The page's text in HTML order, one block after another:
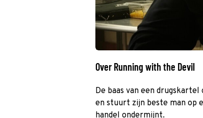
Over Running with the Devil
De baas van een
en stuurt zijn beste man op
handel ondermijnt.